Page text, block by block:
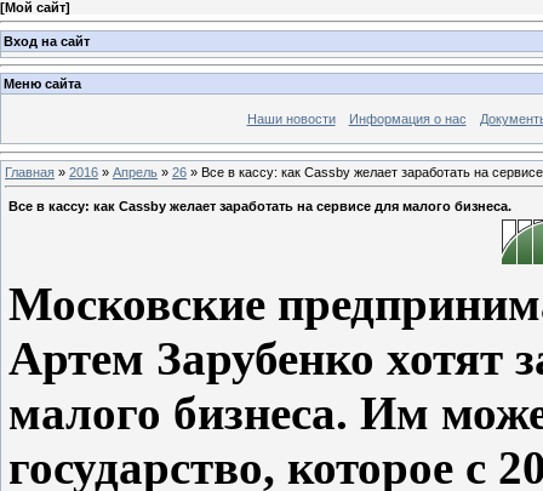
[Мой сайт]
Вход на сайт
Меню сайта
Наши новости Информация о нас
Главная » 2016 » Апрель » 26 » Все в кассу: как Cassby желает заработать на
Все в кассу: как Cassby желает заработать на сервисе для малого бизнеса.
Московские
Артем Зарубенко хотят
малого бизнеса. Им
государство, которое с